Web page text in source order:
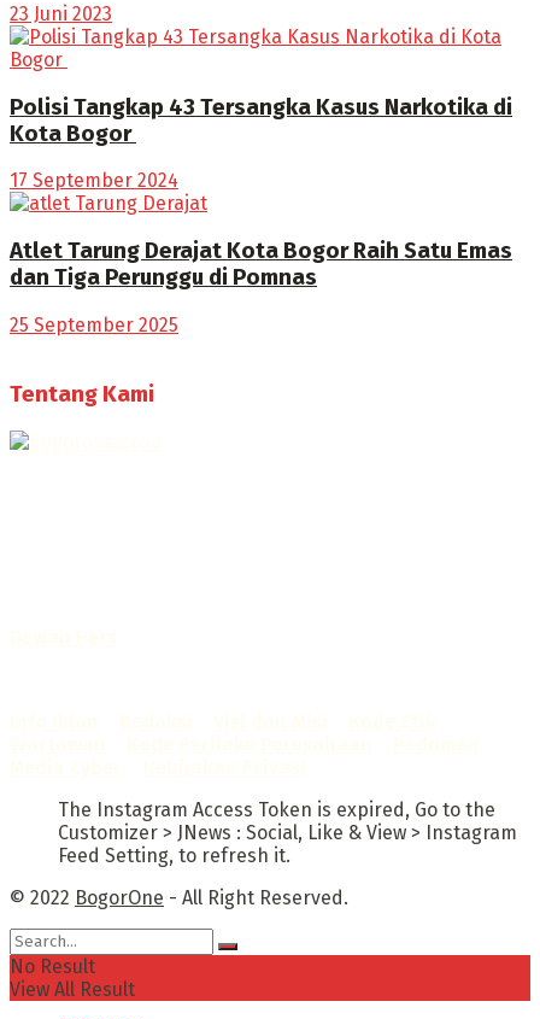
23 Juni 2023
Polisi Tangkap 43 Tersangka Kasus Narkotika di
Kota Bogor
17 September 2024
Atlet Tarung Derajat Kota Bogor Raih Satu Emas
dan Tiga Perunggu di Pomnas
25 September 2025
Tentang Kami
The Instagram Access Token is expired, Go to the
Customizer > JNews : Social, Like & View > Instagram
Feed Setting, to refresh it.
© 2022 BogorOne - All Right Reserved.
No Result
View All Result